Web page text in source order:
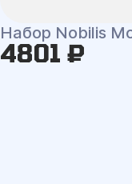
Набор Nobilis
4801 ₽